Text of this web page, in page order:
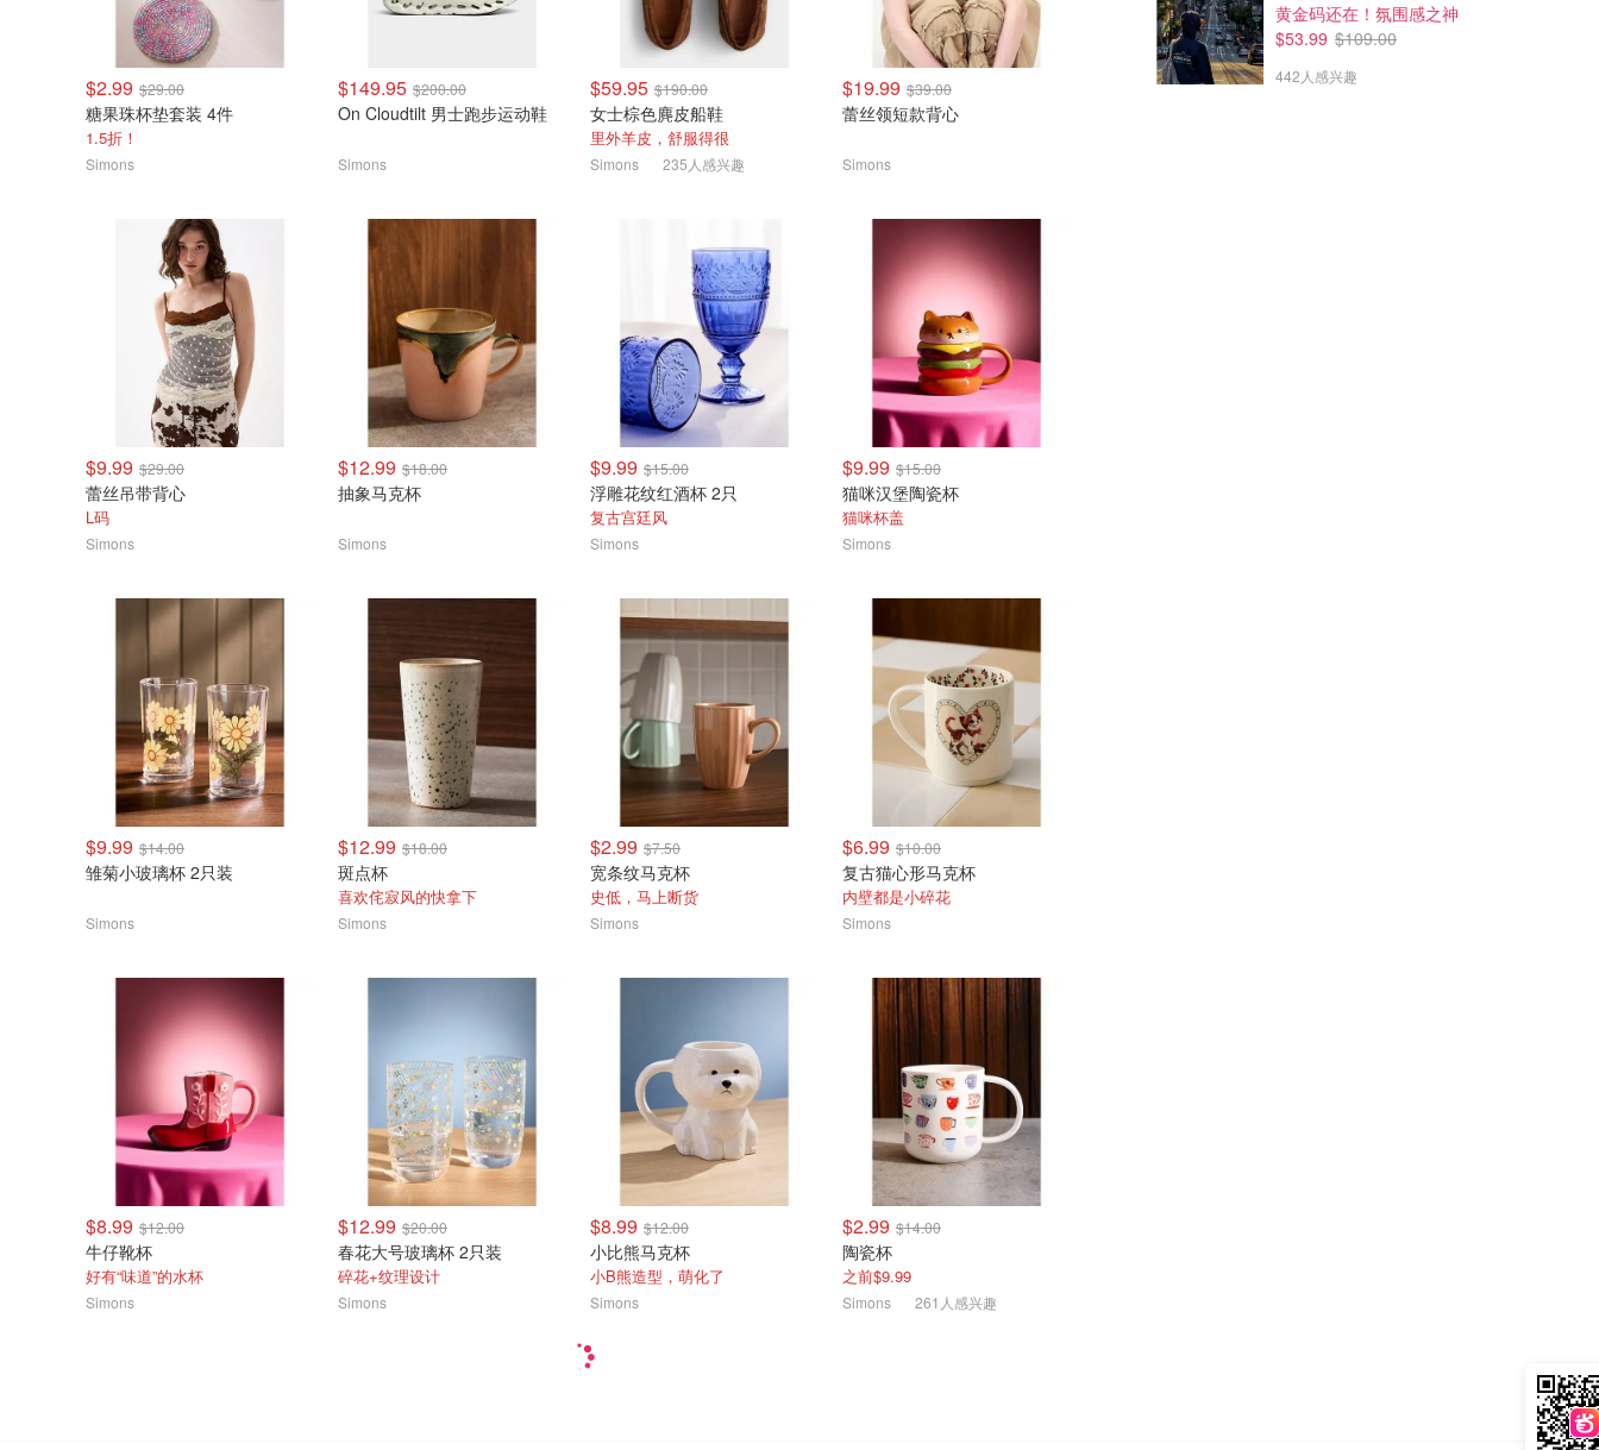
$2.99 $29.00
糖果珠杯垫套装 4件
1.5折！
Simons
$149.95 $200.00
On Cloudtilt 男士跑步运动鞋
Simons
$59.95 $190.00
女士棕色麂皮船鞋
里外羊皮，舒服得很
Simons 235人感兴趣
$19.99 $39.00
蕾丝领短款背心
Simons
$9.99 $29.00
蕾丝吊带背心
L码
Simons
$12.99 $18.00
抽象马克杯
Simons
$9.99 $15.00
浮雕花纹红酒杯 2只
复古宫廷风
Simons
$9.99 $15.00
猫咪汉堡陶瓷杯
猫咪杯盖
Simons
$9.99 $14.00
雏菊小玻璃杯 2只装
Simons
$12.99 $18.00
斑点杯
喜欢侘寂风的快拿下
Simons
$2.99 $7.50
宽条纹马克杯
史低，马上断货
Simons
$6.99 $10.00
复古猫心形马克杯
内壁都是小碎花
Simons
$8.99 $12.00
牛仔靴杯
好有“味道”的水杯
Simons
$12.99 $20.00
春花大号玻璃杯 2只装
碎花+纹理设计
Simons
$8.99 $12.00
小比熊马克杯
小B熊造型，萌化了
Simons
$2.99 $14.00
陶瓷杯
之前$9.99
Simons 261人感兴趣
黄金码还在！氛围感之神
$53.99 $109.00
442人感兴趣